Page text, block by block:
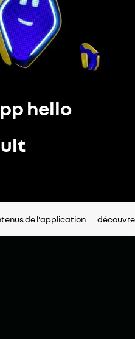
hello
de l'application